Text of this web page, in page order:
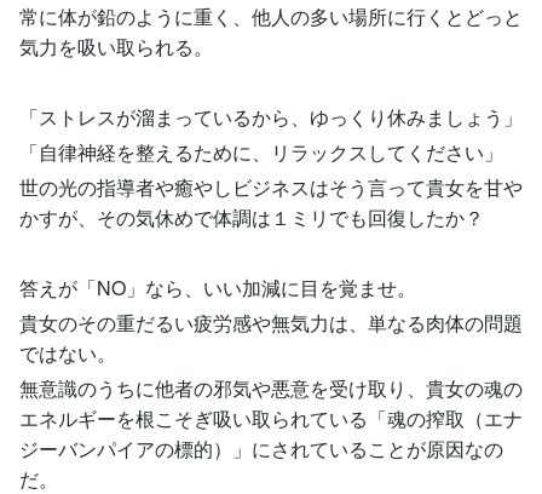
常に体が鉛のように重く、他人の多い場所に行くとどっと
気力を吸い取られる。
「ストレスが溜まっているから、ゆっくり休みましょう」
「自律神経を整えるために、リラックスしてください」
世の光の指導者や癒やしビジネスはそう言って貴女を甘や
かすが、その気休めで体調は１ミリでも回復したか？
答えが「NO」なら、いい加減に目を覚ませ。
貴女のその重だるい疲労感や無気力は、単なる肉体の問題
ではない。
無意識のうちに他者の邪気や悪意を受け取り、貴女の魂の
エネルギーを根こそぎ吸い取られている「魂の搾取（エナ
ジーバンパイアの標的）」にされていることが原因なの
だ。